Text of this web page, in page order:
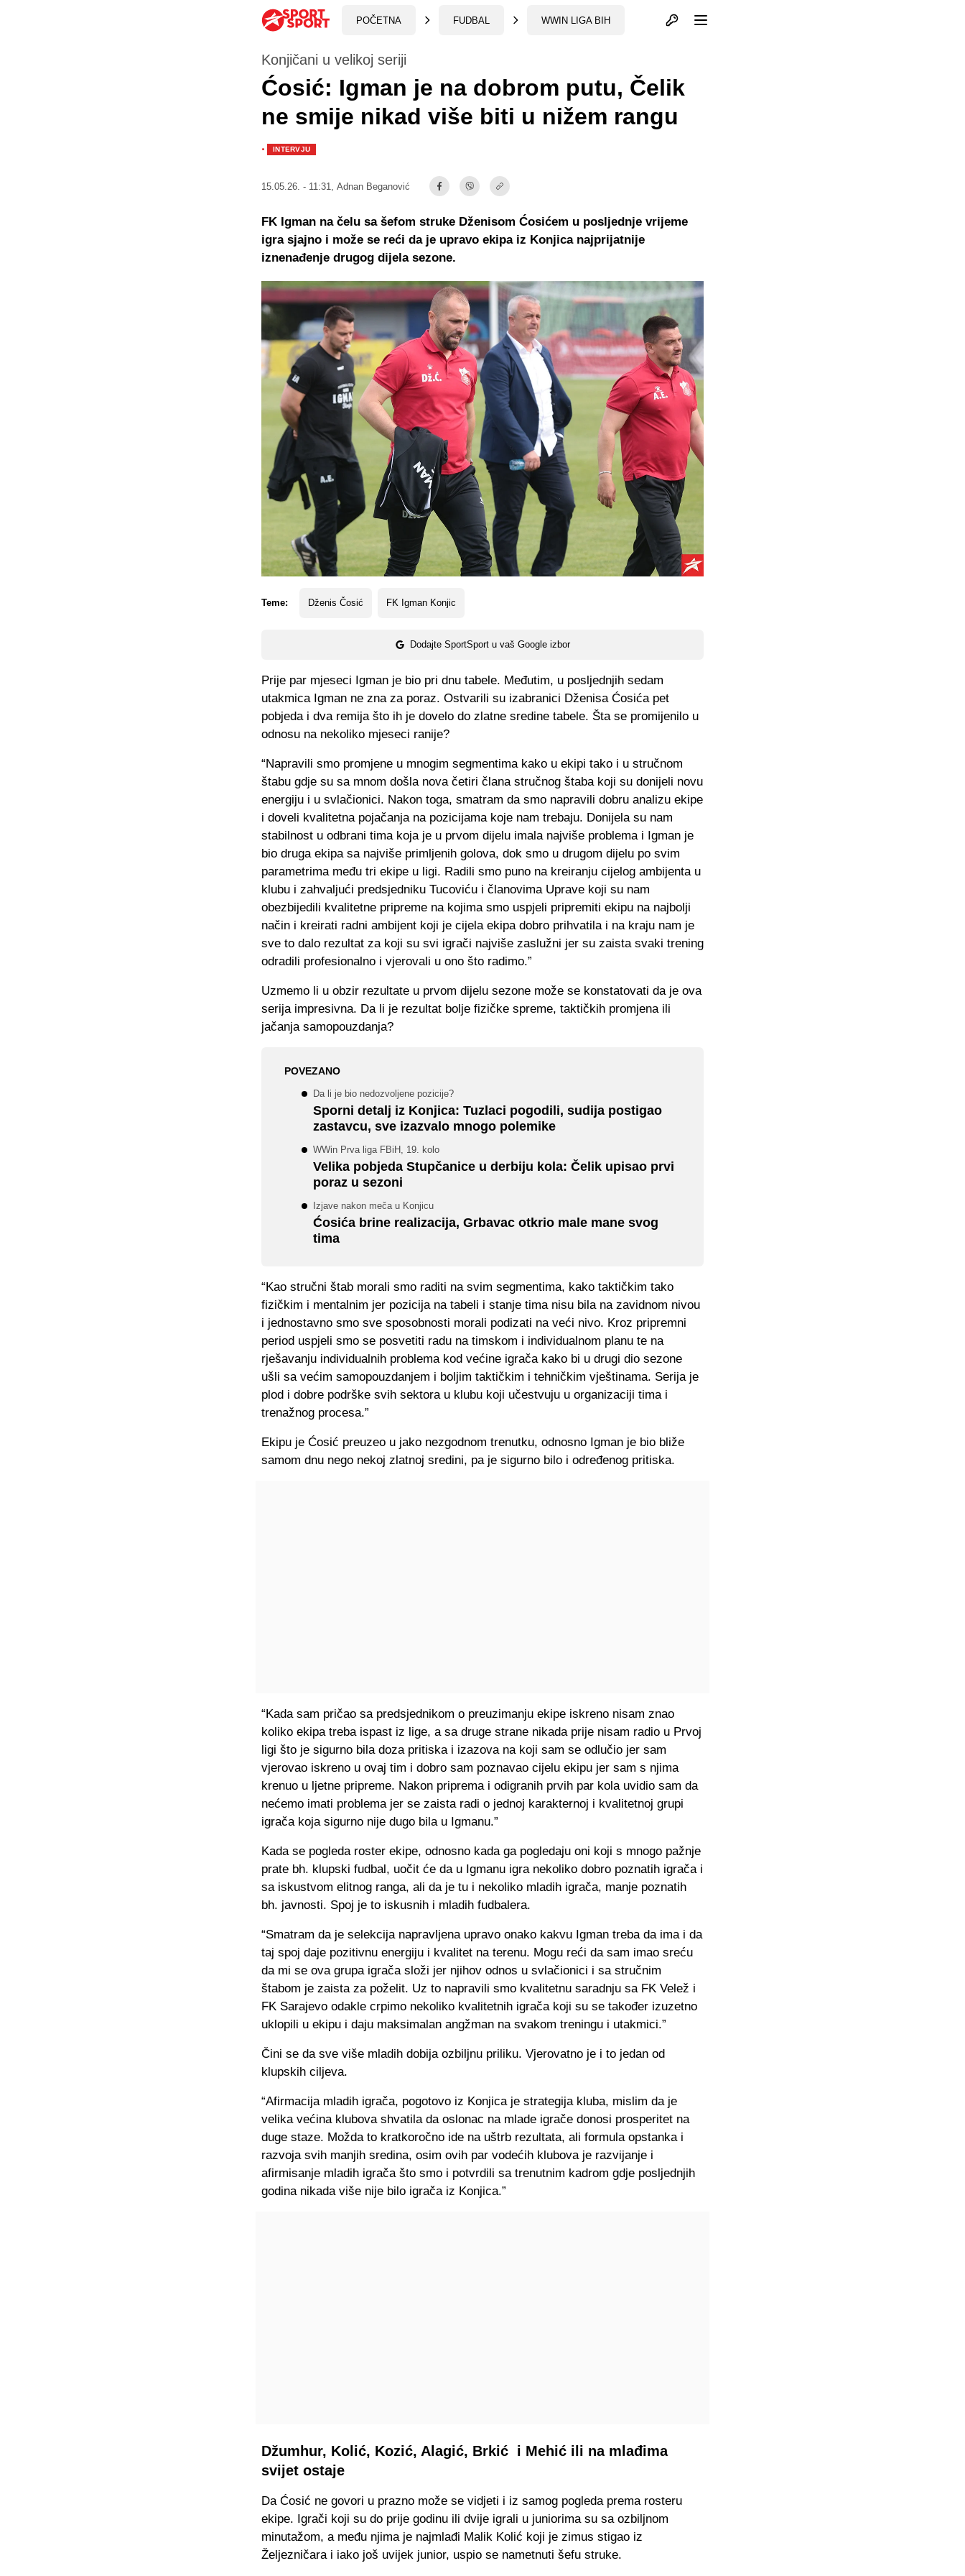
POČETNA FUDBAL WWIN LIGA BIH Otvori profil
Konjičani u velikoj seriji
Ćosić: Igman je na dobrom putu, Čelik
ne smije nikad više biti u nižem rangu
· INTERVJU
15.05.26. - 11:31, Adnan Beganović
Teme: Dženis Čosić FK Igman Konjic
Dodajte SportSport u vaš Google izbor
FK Igman na čelu sa šefom struke Dženisom Ćosićem u posljednje vrijeme
igra sjajno i može se reći da je upravo ekipa iz Konjica najprijatnije
iznenađenje drugog dijela sezone.
Prije par mjeseci Igman je bio pri dnu tabele. Međutim, u posljednjih sedam
utakmica Igman ne zna za poraz. Ostvarili su izabranici Dženisa Ćosića pet
pobjeda i dva remija što ih je dovelo do zlatne sredine tabele. Šta se promijenilo u
odnosu na nekoliko mjeseci ranije?
“Napravili smo promjene u mnogim segmentima kako u ekipi tako i u stručnom
štabu gdje su sa mnom došla nova četiri člana stručnog štaba koji su donijeli novu
energiju i u svlačionici. Nakon toga, smatram da smo napravili dobru analizu ekipe
i doveli kvalitetna pojačanja na pozicijama koje nam trebaju. Donijela su nam
stabilnost u odbrani tima koja je u prvom dijelu imala najviše problema i Igman je
bio druga ekipa sa najviše primljenih golova, dok smo u drugom dijelu po svim
parametrima među tri ekipe u ligi. Radili smo puno na kreiranju cijelog ambijenta u
klubu i zahvaljući predsjedniku Tucoviću i članovima Uprave koji su nam
obezbijedili kvalitetne pripreme na kojima smo uspjeli pripremiti ekipu na najbolji
način i kreirati radni ambijent koji je cijela ekipa dobro prihvatila i na kraju nam je
sve to dalo rezultat za koji su svi igrači najviše zaslužni jer su zaista svaki trening
odradili profesionalno i vjerovali u ono što radimo.”
Uzmemo li u obzir rezultate u prvom dijelu sezone može se konstatovati da je ova
serija impresivna. Da li je rezultat bolje fizičke spreme, taktičkih promjena ili
jačanja samopouzdanja?
POVEZANO
Da li je bio nedozvoljene pozicije?
Sporni detalj iz Konjica: Tuzlaci pogodili, sudija postigao
zastavcu, sve izazvalo mnogo polemike
WWin Prva liga FBiH, 19. kolo
Velika pobjeda Stupčanice u derbiju kola: Čelik upisao prvi
poraz u sezoni
Izjave nakon meča u Konjicu
Ćosića brine realizacija, Grbavac otkrio male mane svog
tima
“Kao stručni štab morali smo raditi na svim segmentima, kako taktičkim tako
fizičkim i mentalnim jer pozicija na tabeli i stanje tima nisu bila na zavidnom nivou
i jednostavno smo sve sposobnosti morali podizati na veći nivo. Kroz pripremni
period uspjeli smo se posvetiti radu na timskom i individualnom planu te na
rješavanju individualnih problema kod većine igrača kako bi u drugi dio sezone
ušli sa većim samopouzdanjem i boljim taktičkim i tehničkim vještinama. Serija je
plod i dobre podrške svih sektora u klubu koji učestvuju u organizaciji tima i
trenažnog procesa.”
Ekipu je Ćosić preuzeo u jako nezgodnom trenutku, odnosno Igman je bio bliže
samom dnu nego nekoj zlatnoj sredini, pa je sigurno bilo i određenog pritiska.
“Kada sam pričao sa predsjednikom o preuzimanju ekipe iskreno nisam znao
koliko ekipa treba ispast iz lige, a sa druge strane nikada prije nisam radio u Prvoj
ligi što je sigurno bila doza pritiska i izazova na koji sam se odlučio jer sam
vjerovao iskreno u ovaj tim i dobro sam poznavao cijelu ekipu jer sam s njima
krenuo u ljetne pripreme. Nakon priprema i odigranih prvih par kola uvidio sam da
nećemo imati problema jer se zaista radi o jednoj karakternoj i kvalitetnoj grupi
igrača koja sigurno nije dugo bila u Igmanu.”
Kada se pogleda roster ekipe, odnosno kada ga pogledaju oni koji s mnogo pažnje
prate bh. klupski fudbal, uočit će da u Igmanu igra nekoliko dobro poznatih igrača i
sa iskustvom elitnog ranga, ali da je tu i nekoliko mladih igrača, manje poznatih
bh. javnosti. Spoj je to iskusnih i mladih fudbalera.
“Smatram da je selekcija napravljena upravo onako kakvu Igman treba da ima i da
taj spoj daje pozitivnu energiju i kvalitet na terenu. Mogu reći da sam imao sreću
da mi se ova grupa igrača složi jer njihov odnos u svlačionici i sa stručnim
štabom je zaista za poželit. Uz to napravili smo kvalitetnu saradnju sa FK Velež i
FK Sarajevo odakle crpimo nekoliko kvalitetnih igrača koji su se također izuzetno
uklopili u ekipu i daju maksimalan angžman na svakom treningu i utakmici.”
Čini se da sve više mladih dobija ozbiljnu priliku. Vjerovatno je i to jedan od
klupskih ciljeva.
“Afirmacija mladih igrača, pogotovo iz Konjica je strategija kluba, mislim da je
velika većina klubova shvatila da oslonac na mlade igrače donosi prosperitet na
duge staze. Možda to kratkoročno ide na uštrb rezultata, ali formula opstanka i
razvoja svih manjih sredina, osim ovih par vodećih klubova je razvijanje i
afirmisanje mladih igrača što smo i potvrdili sa trenutnim kadrom gdje posljednjih
godina nikada više nije bilo igrača iz Konjica.”
Džumhur, Kolić, Kozić, Alagić, Brkić i Mehić ili na mlađima
svijet ostaje
Da Ćosić ne govori u prazno može se vidjeti i iz samog pogleda prema rosteru
ekipe. Igrači koji su do prije godinu ili dvije igrali u juniorima su sa ozbiljnom
minutažom, a među njima je najmlađi Malik Kolić koji je zimus stigao iz
Željezničara i iako još uvijek junior, uspio se nametnuti šefu struke.